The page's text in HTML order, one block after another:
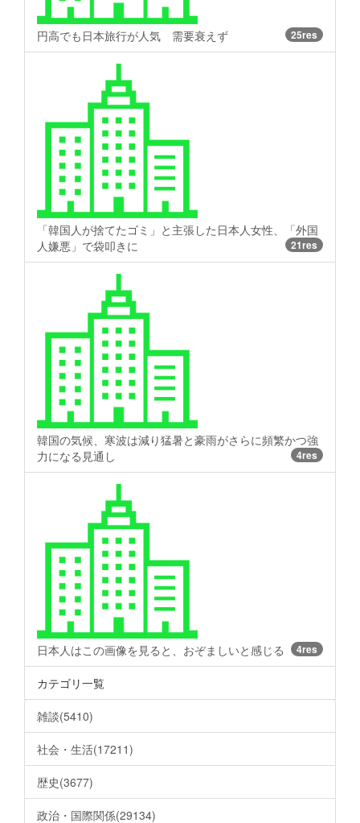
円高でも日本旅行が人気 需要衰えず 25res
「韓国人が捨てたゴミ」と主張した日本人女性、「外国
人嫌悪」で袋叩きに
21res
韓国の気候、寒波は減り猛暑と豪雨がさらに頻繁かつ強
力になる見通し
4res
日本人はこの画像を見ると、おぞましいと感じる 4res
カテゴリ一覧
雑談(5410)
社会・生活(17211)
歴史(3677)
政治・国際関係(29134)